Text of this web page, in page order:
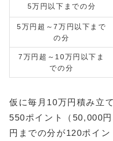
5万円以下までの分
5万円超～7万円以下まで
の分
7万円超～10万円以下ま
での分
仮に毎月10万円積み立
550ポイント（50,000
円までの分が120ポイ